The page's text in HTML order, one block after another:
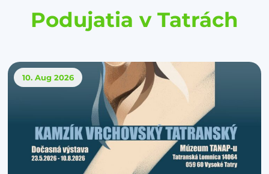
Podujatia v Tatrách
10. Aug 2026